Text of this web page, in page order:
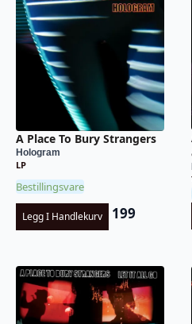
A Place To Bury Strangers
Hologram
LP
Bestillingsvare
Legg I Handlekurv 199